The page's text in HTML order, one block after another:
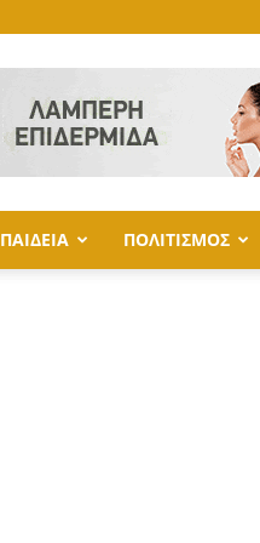
ΠΑΙΔΕΙΑ ΠΟΛΙΤΙΣΜΟΣ